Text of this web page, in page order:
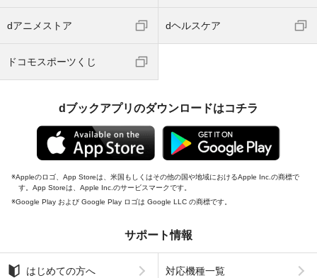
dアニメストア dヘルスケア
ドコモスポーツくじ
dブックアプリのダウンロードはコチラ
Appleのロゴ、App Storeは、米国もしくはその他の国や地域におけるApple Inc.の商標で
す。App Storeは、Apple Inc.のサービスマークです。
Google Play および Google Play ロゴは Google LLC の商標です。
サポート情報
はじめての方へ 対応機種一覧